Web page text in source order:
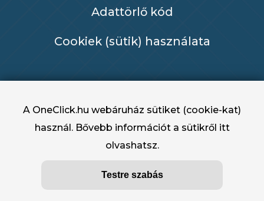
Adattörlő kód
Cookiek (sütik) használata
OneClick.hu - OneClick Hungary Kft. 2022 -
A OneClick.hu webáruház sütiket (cookie-kat)
használ. Bővebb információt a sütikről itt
olvashatsz.
Testre szabás